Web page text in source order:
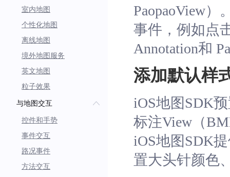
室内地图
个性化地图
离线地图
境外地图服务
英文地图
粒子效果
与地图交互
控件和手势
事件交互
路况事件
方法交互
PaopaoView）
事件，例如点
Annotation和
添加默认样
iOS地图SDK
标注View（
iOS地图SDK
置大头针颜色